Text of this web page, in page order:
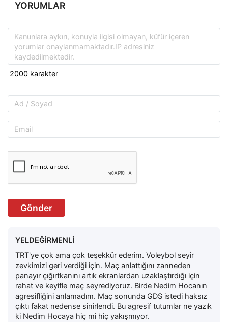
YORUMLAR
Gönder
YELDEĞİRMENLİ
TRT'ye çok ama çok teşekkür ederim. Voleybol seyir
zevkimizi geri verdiği için. Maç anlattığını zanneden
panayır çığırtkanını artık ekranlardan uzaklaştırdığı için
rahat ve keyifle maç seyrediyoruz. Birde Nedim Hocanın
agresifliğini anlamadım. Maç sonunda GDS istedi haksız
çıktı fakat nedense sinirlendi. Bu agresif tutumlar ne yazık
ki Nedim Hocaya hiç mi hiç yakışmıyor.